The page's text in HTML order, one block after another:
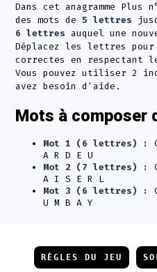
Dans cet anagramme Plus
des mots de5 lettres
6 lettres auquel une
Déplacez les lettres pour
correctes en respectant
Vous pouvez utiliser 2
avez besoin d'aide.
Mots à composer
Mot 1 (6 lettres) :
A R D E U
Mot 2 (7 lettres) :
A I S E R L
Mot 3 (6 lettres) :
U M B A Y
RÈGLES DU JEU